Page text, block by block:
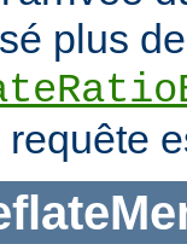
plus de